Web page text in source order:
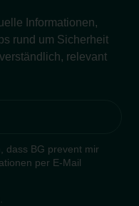
Informationen,
rund um Sicherheit
relevant
dass BG prevent mir
per E-Mail